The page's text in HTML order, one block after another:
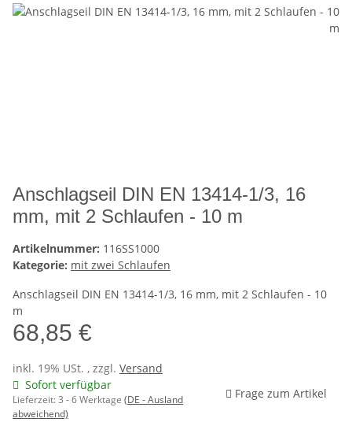
Anschlagseil DIN EN 13414-1/3, 16
mm, mit 2 Schlaufen - 10 m
Artikelnummer: 116SS1000
Kategorie: mit zwei Schlaufen
Anschlagseil DIN EN 13414-1/3, 16 mm, mit 2 Schlaufen - 10
m
68,85 €
inkl. 19% USt. , zzgl. Versand
Sofort verfügbar
Lieferzeit:3 - 6 Werktage (DE - Ausland
abweichend)
Frage zum Artikel